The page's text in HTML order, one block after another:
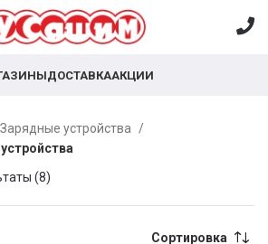
ДОСТАВКААКЦИИ
Зарядные устройства
(8)
Сортировка